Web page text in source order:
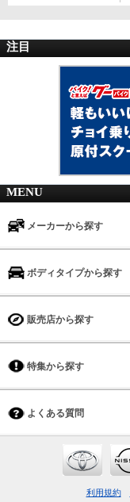
注目
MENU
メーカーから探す
ボディタイプから探す
販売店から探す
特集から探す
よくある質問
利用規約